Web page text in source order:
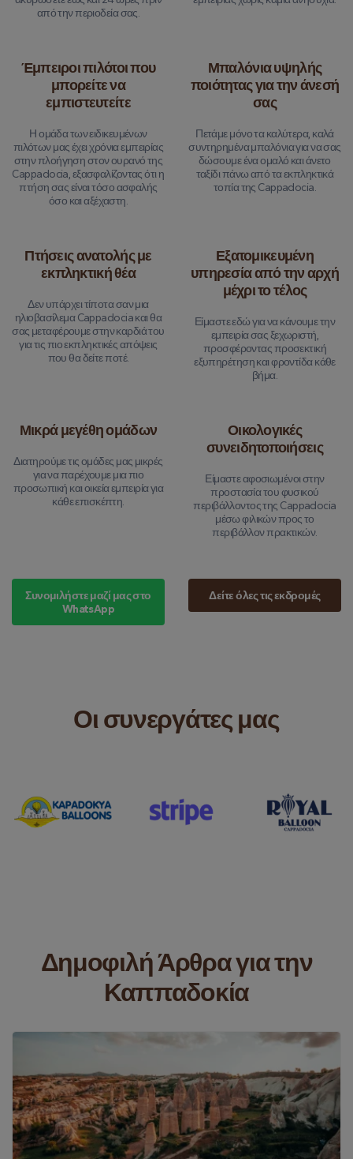
από την περιοδεία σας.
Έμπειροι πιλότοι που
μπορείτε να
εμπιστευτείτε
Η ομάδα των ειδικευμένων
πιλότων μας έχει χρόνια εμπειρίας
στην πλοήγηση στον ουρανό της
Cappadocia, εξασφαλίζοντας ότι η
πτήση σας είναι τόσο ασφαλής
όσο και αξέχαστη.
Μπαλόνια υψηλής
ποιότητας για την άνεσή
σας
Πετάμε μόνο τα καλύτερα, καλά
συντηρημένα μπαλόνια για να σας
δώσουμε ένα ομαλό και άνετο
ταξίδι πάνω από τα εκπληκτικά
τοπία της Cappadocia.
Πτήσεις ανατολής με
εκπληκτική θέα
Δεν υπάρχει τίποτα σαν μια
ηλιοβασίλεμα Cappadocia και θα
σας μεταφέρουμε στην καρδιά του
για τις πιο εκπληκτικές απόψεις
που θα δείτε ποτέ.
Εξατομικευμένη
υπηρεσία από την αρχή
μέχρι το τέλος
Είμαστε εδώ για να κάνουμε την
εμπειρία σας ξεχωριστή,
προσφέροντας προσεκτική
εξυπηρέτηση και φροντίδα κάθε
βήμα.
Μικρά μεγέθη ομάδων
Διατηρούμε τις ομάδες μας μικρές
για να παρέχουμε μια πιο
προσωπική και οικεία εμπειρία για
κάθε επισκέπτη.
Οικολογικές
συνειδητοποιήσεις
Είμαστε αφοσιωμένοι στην
προστασία του φυσικού
περιβάλλοντος της Cappadocia
μέσω φιλικών προς το
περιβάλλον πρακτικών.
Συνομιλήστε μαζί μας στο
WhatsApp
Δείτε όλες τις εκδρομές
Οι συνεργάτες μας
Δημοφιλή Άρθρα για την
Καππαδοκία